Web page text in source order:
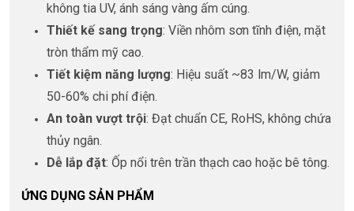
không tia UV, ánh sáng vàng ấm cúng.
Thiết kế sang trọng: Viền nhôm sơn tĩnh điện, mặt
tròn thẩm mỹ cao.
Tiết kiệm năng lượng: Hiệu suất ~83 lm/W, giảm
50-60% chi phí điện.
An toàn vượt trội: Đạt chuẩn CE, RoHS, không chứa
thủy ngân.
Dễ lắp đặt: Ốp nổi trên trần thạch cao hoặc bê tông.
ỨNG DỤNG SẢN PHẨM